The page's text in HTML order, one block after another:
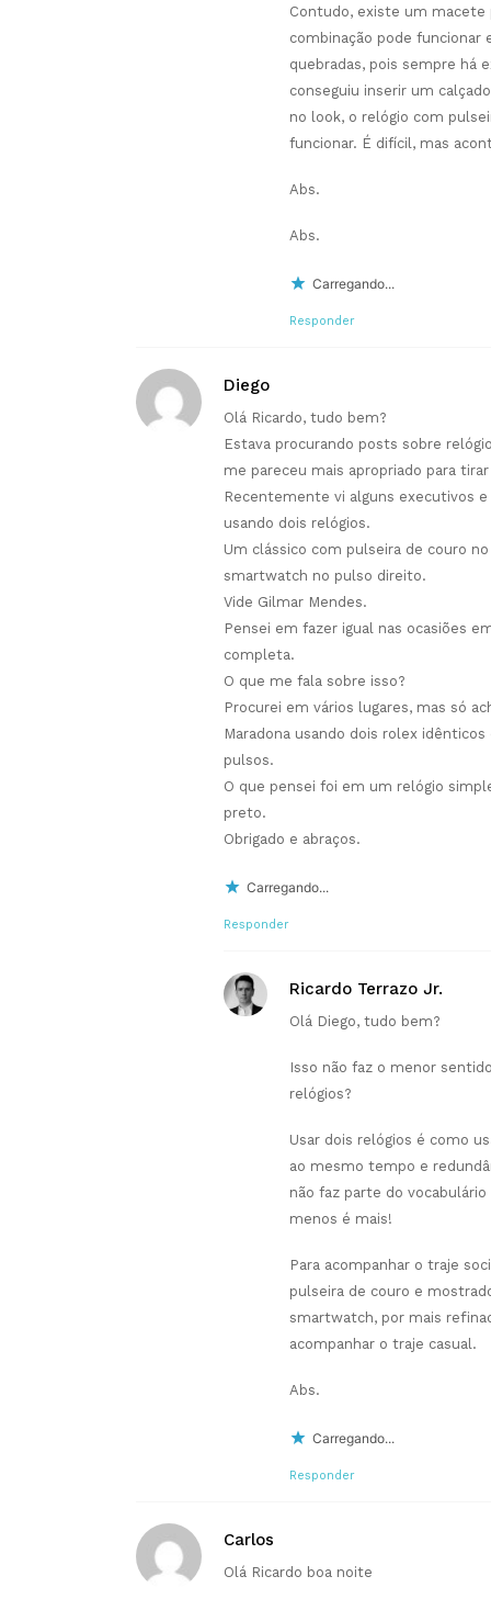
Contudo, existe um macete
combinação pode funcionar
quebradas, pois sempre há
conseguiu inserir um
no look, o relógio com
funcionar. É difícil, mas
Abs.
Abs.
Carregando...
Responder
Diego
Olá Ricardo, tudo bem?
Estava procurando posts sobre
me pareceu mais apropriado para
Recentemente vi alguns executivos
usando dois relógios.
Um clássico com pulseira de couro
smartwatch no pulso direito.
Vide Gilmar Mendes.
Pensei em fazer igual nas ocasiões
completa.
O que me fala sobre isso?
Procurei em vários lugares, mas só
Maradona usando dois rolex
pulsos.
O que pensei foi em um relógio
preto.
Obrigado e abraços.
Carregando...
Responder
Ricardo Terrazo Jr.
Olá Diego, tudo bem?
Isso não faz o menor
relógios?
Usar dois relógios é como
ao mesmo tempo e
não faz parte do
menos é mais!
Para acompanhar o traje
pulseira de couro e
smartwatch, por mais
acompanhar o traje casual.
Abs.
Carregando...
Responder
Carlos
Olá Ricardo boa noite